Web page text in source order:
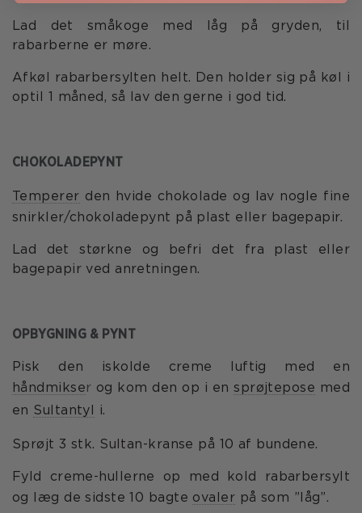
Lad det småkoge med låg på gryden, til
rabarberne er møre.
Afkøl rabarbersylten helt. Den holder sig på køl i
optil 1 måned, så lav den gerne i god tid.
CHOKOLADEPYNT
Temperer den hvide chokolade og lav nogle fine
snirkler/chokoladepynt på plast eller bagepapir.
Lad det størkne og befri det fra plast eller
bagepapir ved anretningen.
OPBYGNING & PYNT
Pisk den iskolde creme luftig med en
håndmikse r og kom den op i ensprøjtepose med
en Sultantyl i.
Sprøjt 3 stk. Sultan-kranse på 10 af bundene.
Fyld creme-hullerne op med kold rabarbersylt
og læg de sidste 10 bagte ovaler på som ”låg”.